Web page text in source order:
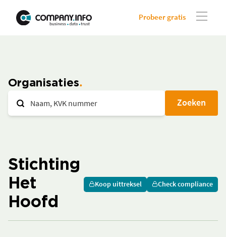
Probeer gratis
Organisaties
Zoeken
Stichting
Het
Hoofd
Koop uittreksel Check compliance